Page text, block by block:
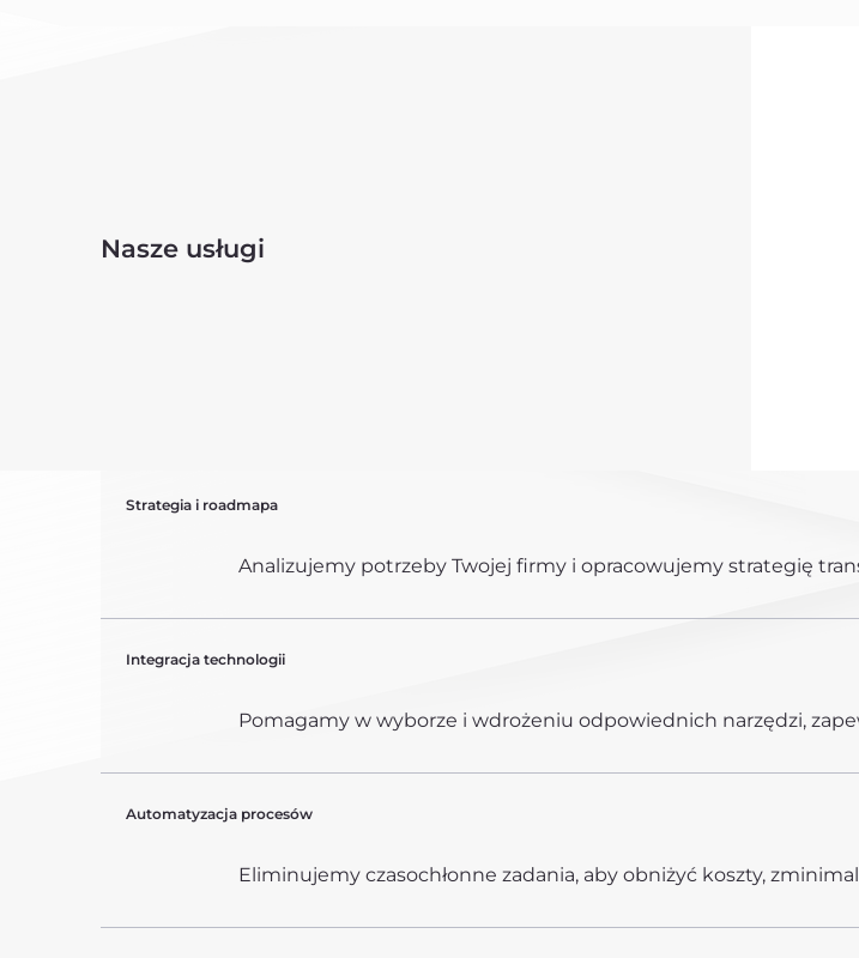
Strategia i roadmapa
Analizujemy potrzeby Twojej firmy i opracowujemy strategię
Integracja technologii
Pomagamy w wyborze i wdrożeniu odpowiednich narzędzi,
Automatyzacja procesów
Eliminujemy czasochłonne zadania, aby obniżyć koszty,
Nasze usługi